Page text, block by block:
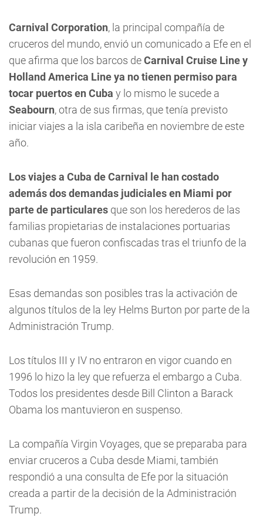
Carnival Corporation, la principal compañía de
cruceros del mundo, envió un comunicado a Efe en el
que afirma que los barcos deCarnival Cruise Line y
Holland America Line ya no tienen permiso para
tocar puertos en Cuba y lo mismo le sucede a
Seabourn, otra de sus firmas, que tenía previsto
iniciar viajes a la isla caribeña en noviembre de este
año.
Los viajes a Cuba de Carnival le han costado
además dos demandas judiciales en Miami por
parte de particulares que son los herederos de las
familias propietarias de instalaciones portuarias
cubanas que fueron confiscadas tras el triunfo de la
revolución en 1959.
Esas demandas son posibles tras la activación de
algunos títulos de la ley Helms Burton por parte de la
Administración Trump.
Los títulos III y IV no entraron en vigor cuando en
1996 lo hizo la ley que refuerza el embargo a Cuba.
Todos los presidentes desde Bill Clinton a Barack
Obama los mantuvieron en suspenso.
La compañía Virgin Voyages, que se preparaba para
enviar cruceros a Cuba desde Miami, también
respondió a una consulta de Efe por la situación
creada a partir de la decisión de la Administración
Trump.